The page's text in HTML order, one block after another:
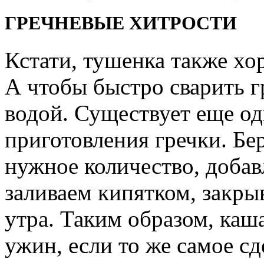
ГРЕЧНЕВЫЕ ХИТРОСТИ
Кстати, тушенка также
А чтобы быстро сварить
водой. Существует еще
приготовления гречки.
нужное количество,
заливаем кипятком,
утра. Таким образом,
ужин, если то же самое